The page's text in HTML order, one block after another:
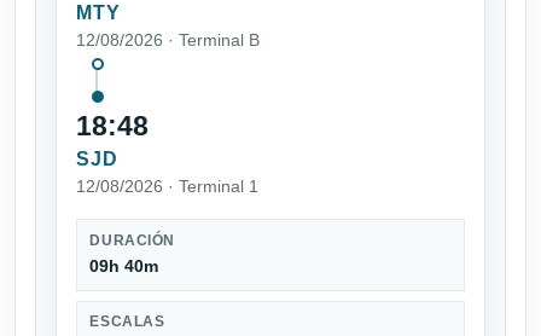
MTY
12/08/2026 · Terminal B
18:48
SJD
12/08/2026 · Terminal 1
DURACIÓN
09h 40m
ESCALAS